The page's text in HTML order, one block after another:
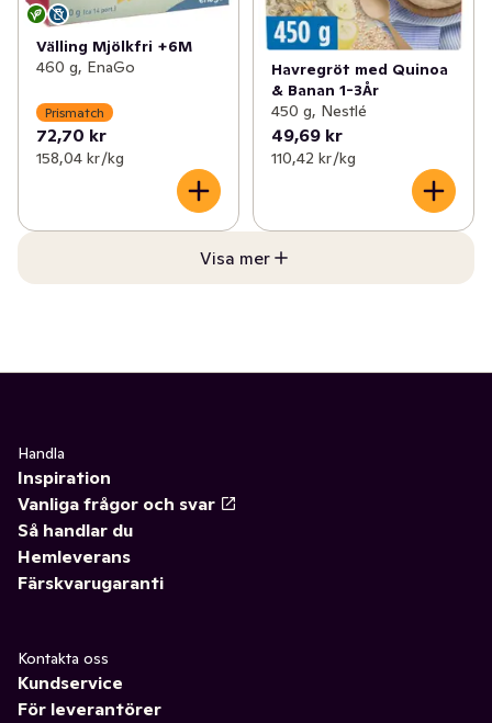
Välling Mjölkfri +6M
460 g, EnaGo
Prismatch
72,70 kr
158,04 kr /kg
Havregröt med Quinoa
& Banan 1-3År
450 g, Nestlé
49,69 kr
110,42 kr /kg
Visa mer
Handla
Inspiration
Vanliga frågor och svar
Så handlar du
Hemleverans
Färskvarugaranti
Kontakta oss
Kundservice
För leverantörer